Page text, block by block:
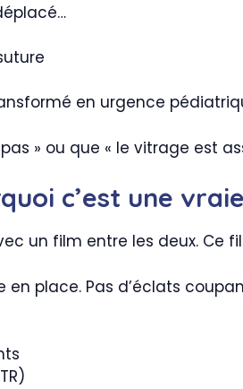
en urgence
» ou que « le vitrage est
c’est une
un film entre les deux. Ce
place. Pas d’éclats